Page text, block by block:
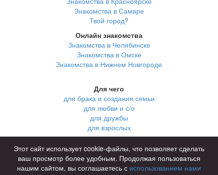
Знакомства в Самаре
Твой город?
Онлайн знакомства
Знакомства в Челябинске
Знакомства в Омске
Знакомства в Нижнем Новгороде
Для чего
для брака и создания семьи
для любви и с/о
для дружбы
для взрослых
за 40 лет
за 60 лет
для пожилых
Этот сайт использует cookie-файлы, что позволяет сделать
ваш просмотр более удобным. Продолжая пользоваться
нашим сайтом, вы соглашаетесь с использованием нами